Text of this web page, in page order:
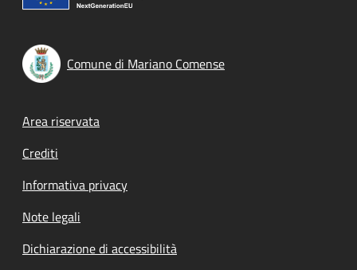
Comune di Mariano Comense
Footer menu
Area riservata
Crediti
Informativa privacy
Note legali
Dichiarazione di accessibilità